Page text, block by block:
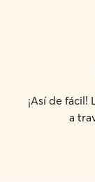
¡Así de fácil!
a